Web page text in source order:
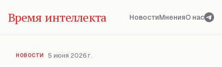
Время интеллекта НовостиМненияО нас
НОВОСТИ 5 июня 2026 г.